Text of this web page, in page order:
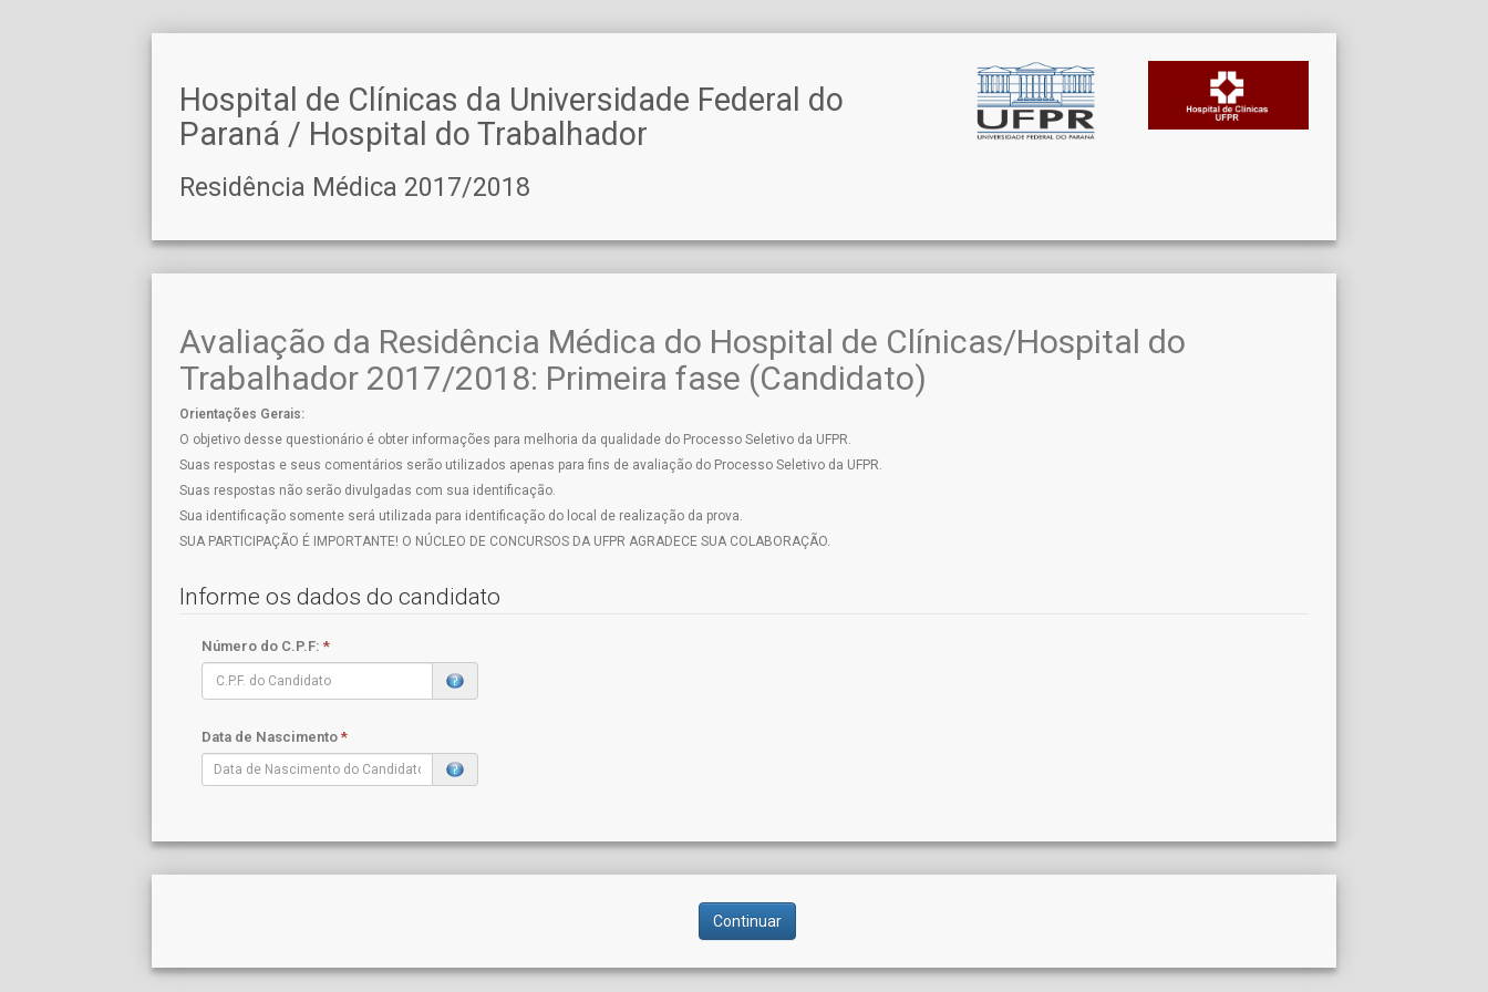
Hospital de Clínicas da Universidade Federal do
Paraná / Hospital do Trabalhador
Residência Médica 2017/2018
Avaliação da Residência Médica do Hospital de Clínicas/Hospital do
Trabalhador 2017/2018: Primeira fase (Candidato)
Orientações Gerais:
O objetivo desse questionário é obter informações para melhoria da qualidade do Processo Seletivo da UFPR.
Suas respostas e seus comentários serão utilizados apenas para fins de avaliação do Processo Seletivo da UFPR.
Suas respostas não serão divulgadas com sua identificação.
Sua identificação somente será utilizada para identificação do local de realização da prova.
SUA PARTICIPAÇÃO É IMPORTANTE! O NÚCLEO DE CONCURSOS DA UFPR AGRADECE SUA COLABORAÇÃO.
Informe os dados do candidato
Número do C.P.F: *
Data de Nascimento *
Continuar